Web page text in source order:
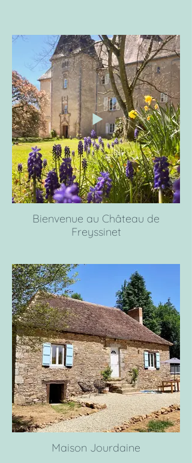
Bienvenue au Château de
Freyssinet
Maison Jourdaine